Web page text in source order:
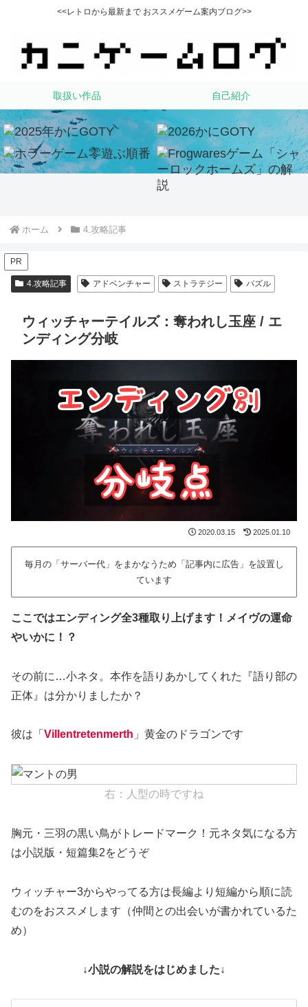
<<レトロから最新まで おススメゲーム案内ブログ>>
取扱い作品 自己紹介
ホーム 4.攻略記事
PR
4.攻略記事 アドベンチャー ストラテジー パズル
ウィッチャーテイルズ：奪われし玉座 / エ
ンディング分岐
2020.03.15 2025.01.10
毎月の「サーバー代」をまかなうため「記事内に広告」を設置し
ています
ここではエンディング全3種取り上げます！メイヴの運命
やいかに！？
その前に…小ネタ。本作を語りあかしてくれた『語り部の
正体』は分かりましたか？
彼は「 Villentretenmerth 」黄金のドラゴンです
右：人型の時ですね
胸元・三羽の黒い鳥がトレードマーク！元ネタ気になる方
は小説版・短篇集2をどうぞ
ウィッチャー3からやってる方は長編より短編から順に読
むのをおススメします（仲間との出会いが書かれているた
め）
↓小説の解説をはじめました↓